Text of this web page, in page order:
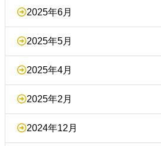
2025年6月
2025年5月
2025年4月
2025年2月
2024年12月